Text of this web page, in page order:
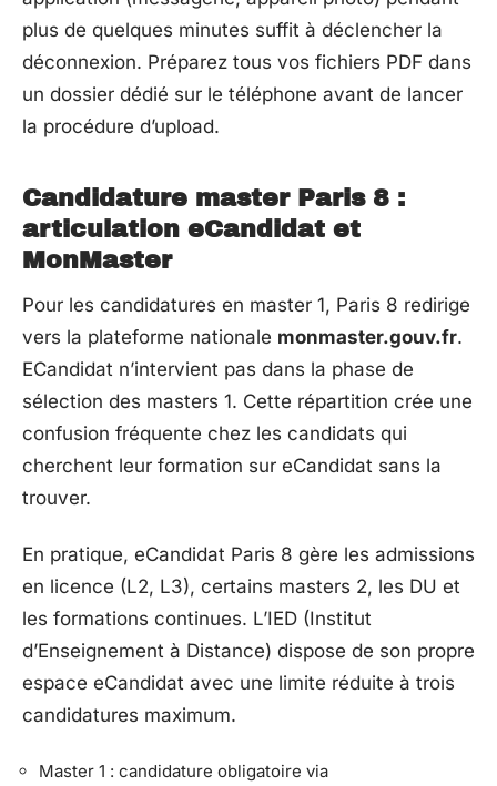
plus de quelques minutes suffit à déclencher la
déconnexion. Préparez tous vos fichiers PDF dans
un dossier dédié sur le téléphone avant de lancer
la procédure d’upload.
Candidature master Paris 8 :
articulation eCandidat et
MonMaster
Pour les candidatures en master 1, Paris 8 redirige
vers la plateforme nationale monmaster.gouv.fr.
ECandidat n’intervient pas dans la phase de
sélection des masters 1. Cette répartition crée une
confusion fréquente chez les candidats qui
cherchent leur formation sur eCandidat sans la
trouver.
En pratique, eCandidat Paris 8 gère les admissions
en licence (L2, L3), certains masters 2, les DU et
les formations continues. L’IED (Institut
d’Enseignement à Distance) dispose de son propre
espace eCandidat avec une limite réduite à trois
candidatures maximum.
Master 1 : candidature obligatoire via